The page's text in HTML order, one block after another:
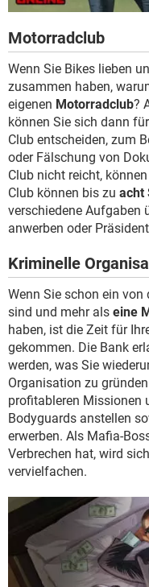
Motorradclub
Wenn Sie Bikes lieben
zusammen haben,
eigenen Motorradclub?
können Sie sich dann
Club entscheiden, zum
oder Fälschung von
Club nicht reicht,
Club können bis zu acht
verschiedene Aufgaben
anwerben oder
Kriminelle
Wenn Sie schon ein
sind und mehr als eine
haben, ist die Zeit für
gekommen. Die Bank
werden, was Sie
Organisation zu
profitableren Missionen
Bodyguards anstellen
erwerben. Als Mafia-
Verbrechen hat, wird
vervielfachen.